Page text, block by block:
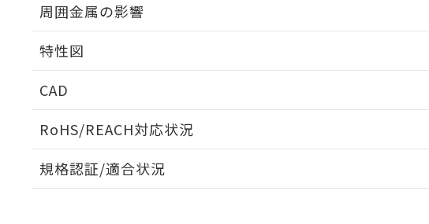
周囲金属の影響
特性図
CAD
RoHS/REACH対応状況
EU RoHS 注意事項・凡例
規格認証/適合状況